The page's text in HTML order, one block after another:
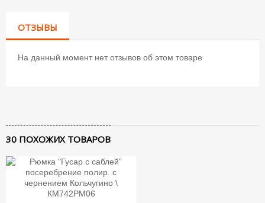
ОТЗЫВЫ
На данный момент нет отзывов об этом товаре
30 ПОХОЖИХ ТОВАРОВ